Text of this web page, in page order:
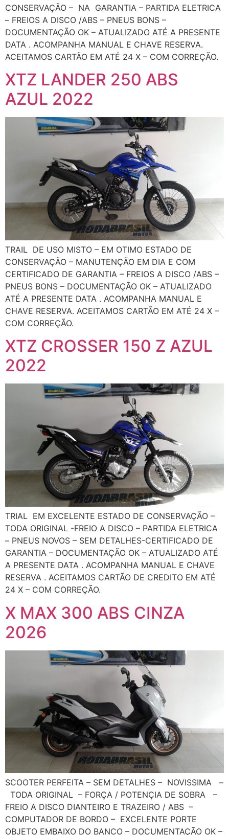
CONSERVAÇÃO – NA GARANTIA – PARTIDA ELETRICA
– FREIOS A DISCO /ABS – PNEUS BONS –
DOCUMENTAÇÃO OK – ATUALIZADO ATÉ A PRESENTE
DATA . ACOMPANHA MANUAL E CHAVE RESERVA.
ACEITAMOS CARTÃO EM ATÉ 24 X – COM CORREÇÃO.
XTZ LANDER 250 ABS
AZUL 2022
TRAIL DE USO MISTO – EM OTIMO ESTADO DE
CONSERVAÇÃO – MANUTENÇÃO EM DIA E COM
CERTIFICADO DE GARANTIA – FREIOS A DISCO /ABS –
PNEUS BONS – DOCUMENTAÇÃO OK – ATUALIZADO
ATÉ A PRESENTE DATA . ACOMPANHA MANUAL E
CHAVE RESERVA. ACEITAMOS CARTÃO EM ATÉ 24 X –
COM CORREÇÃO.
XTZ CROSSER 150 Z AZUL
2022
TRIAL EM EXCELENTE ESTADO DE CONSERVAÇÃO –
TODA ORIGINAL -FREIO A DISCO – PARTIDA ELETRICA
– PNEUS NOVOS – SEM DETALHES-CERTIFICADO DE
GARANTIA – DOCUMENTAÇÃO OK – ATUALIZADO ATÉ
A PRESENTE DATA . ACOMPANHA MANUAL E CHAVE
RESERVA . ACEITAMOS CARTÃO DE CREDITO EM ATÉ
24 X – COM CORREÇÃO.
X MAX 300 ABS CINZA
2026
SCOOTER PERFEITA – SEM DETALHES – NOVISSIMA –
TODA ORIGINAL – FORÇA / POTENÇIA DE SOBRA –
FREIO A DISCO DIANTEIRO E TRAZEIRO / ABS –
COMPUTADOR DE BORDO – EXCELENTE PORTE
OBJETO EMBAIXO DO BANCO – DOCUMENTAÇÃO OK –